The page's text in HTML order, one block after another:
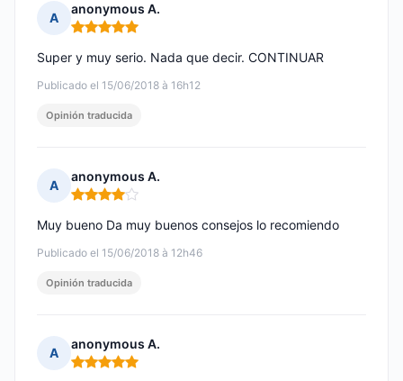
A
anonymous A.
Nota: 5 de 5
Publicado el 15/06/2018 à 16h12
Super y muy serio. Nada que decir. CONTINUAR
Opinión traducida
A
anonymous A.
Nota: 4 de 5
Publicado el 15/06/2018 à 12h46
Muy bueno Da muy buenos consejos lo recomiendo
Opinión traducida
A
anonymous A.
Nota: 5 de 5